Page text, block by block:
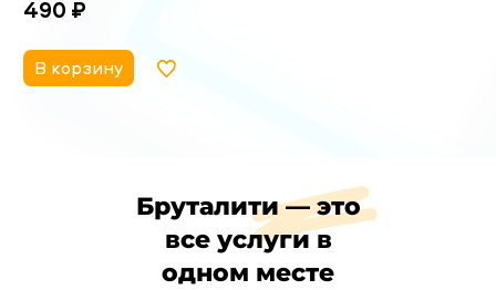
490 ₽
В корзину
Бруталити — это
все услуги в
одном месте